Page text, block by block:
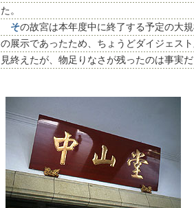
た。
その故宮は本年度中に終了する予定の大
の展示であったため、ちょうどダイジェス
見終えたが、物足りなさが残ったのは事実